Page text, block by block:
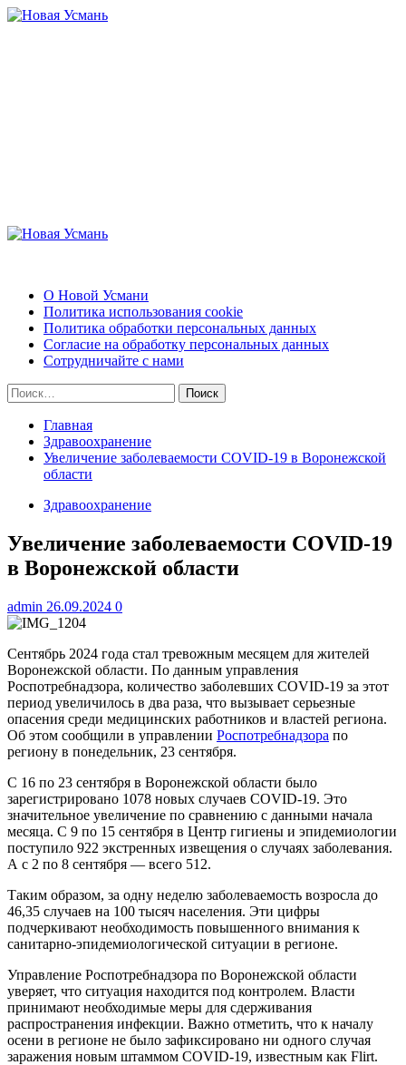
Перейти
Основное
О Новой Усмани
Политика использования cookie
Политика обработки персональных данных
Согласие на обработку персональных данных
Сотрудничайте с нами
Найти:
Главная
Здравоохранение
Увеличение заболеваемости COVID-19 в Воронежской
области
Здравоохранение
Увеличение заболеваемости COVID-19
в Воронежской области
admin 26.09.2024 0
Сентябрь 2024 года стал тревожным месяцем для жителей
Воронежской области. По данным управления
Роспотребнадзора, количество заболевших COVID-19 за этот
период увеличилось в два раза, что вызывает серьезные
опасения среди медицинских работников и властей региона.
Об этом сообщили в управлении Роспотребнадзора по
региону в понедельник, 23 сентября.
С 16 по 23 сентября в Воронежской области было
зарегистрировано 1078 новых случаев COVID-19. Это
значительное увеличение по сравнению с данными начала
месяца. С 9 по 15 сентября в Центр гигиены и эпидемиологии
поступило 922 экстренных извещения о случаях заболевания.
А с 2 по 8 сентября — всего 512.
Таким образом, за одну неделю заболеваемость возросла до
46,35 случаев на 100 тысяч населения. Эти цифры
подчеркивают необходимость повышенного внимания к
санитарно-эпидемиологической ситуации в регионе.
Управление Роспотребнадзора по Воронежской области
уверяет, что ситуация находится под контролем. Власти
принимают необходимые меры для сдерживания
распространения инфекции. Важно отметить, что к началу
осени в регионе не было зафиксировано ни одного случая
заражения новым штаммом COVID-19, известным как Flirt.